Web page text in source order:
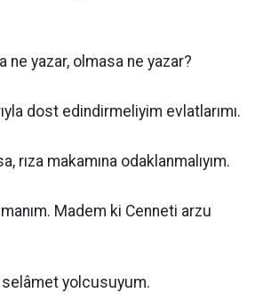
ne yazar, olmasa ne yazar?
dost edindirmeliyim evlatlarımı.
rıza makamına odaklanmalıyım.
Madem ki Cenneti arzu
yolcusuyum.